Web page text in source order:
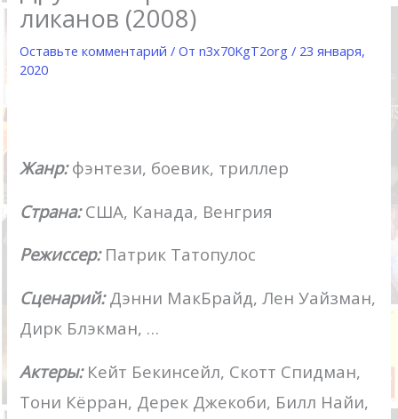
ликанов (2008)
Оставьте комментарий / Отn3x70KgT2org/ 23 января,
2020
Жанр:фэнтези, боевик, триллер
Страна:США, Канада, Венгрия
Режиссер: Патрик Татопулос
Сценарий:Дэнни МакБрайд, Лен Уайзман,
Дирк Блэкман, …
Актеры: Кейт Бекинсейл, Скотт Спидман,
Тони Кёрран, Дерек Джекоби, Билл Найи,